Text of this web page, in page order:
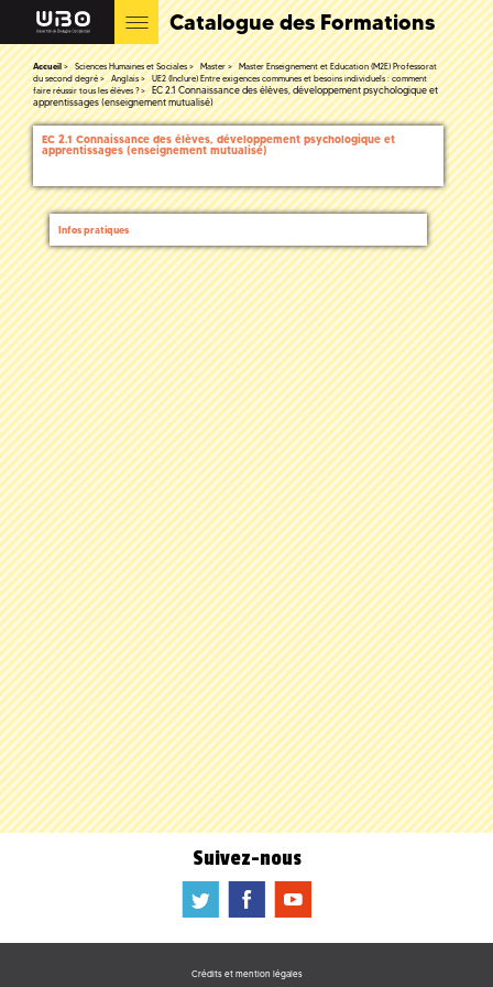
Catalogue des Formations
Accueil Sciences Humaines et Sociales Master
Master Enseignement et Education (M2E) Professorat
du second degré
Anglais
UE2 (Inclure) Entre exigences communes et besoins individuels : comment
faire réussir tous les élèves ?
EC 2.1 Connaissance des élèves, développement psychologique et
apprentissages (enseignement mutualisé)
EC 2.1 Connaissance des élèves, développement psychologique et
apprentissages (enseignement mutualisé)
Infos pratiques
Suivez-nous
a b f
Crédits et mention légales